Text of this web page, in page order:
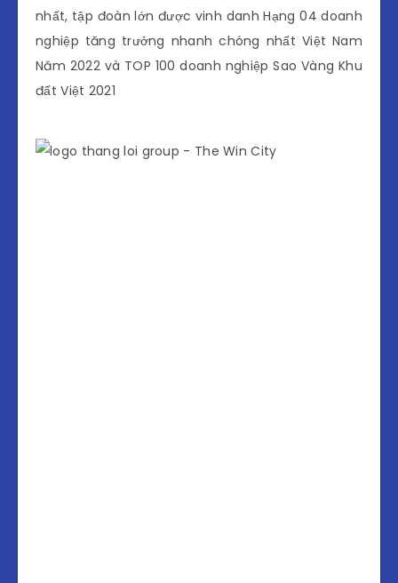
nhất, tập đoàn lớn được vinh danh Hạng 04 doanh
nghiệp tăng trưởng nhanh chóng nhất Việt Nam
Năm 2022 và TOP 100 doanh nghiệp Sao Vàng Khu
đất Việt 2021